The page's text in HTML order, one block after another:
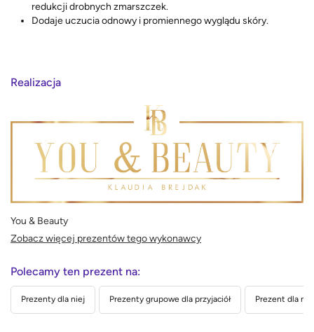
redukcji drobnych zmarszczek.
Dodaje uczucia odnowy i promiennego wyglądu skóry.
Realizacja
You & Beauty
Zobacz więcej prezentów tego wykonawcy
Polecamy ten prezent na:
Prezenty dla niej Prezenty grupowe dla przyjaciół Prezent dla